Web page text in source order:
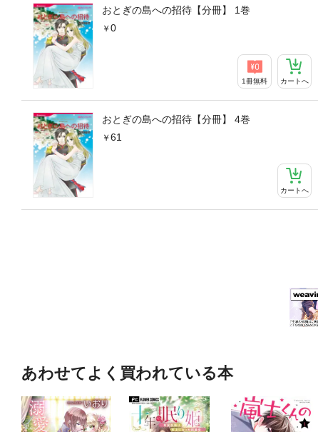
おとぎの島への招待【分冊】 1巻
0
1冊無料 カートへ
おとぎの島への招待【分冊】 4巻
61
カートへ
あわせてよく買われている本